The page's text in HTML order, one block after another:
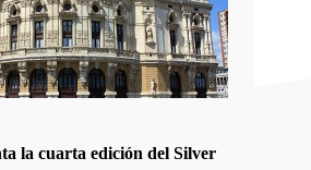
la cuarta edición del Silver